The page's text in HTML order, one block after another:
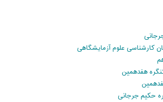
کارشناسی علوم آزمایشگاهی
هفدهمین
حکیم جرجانی